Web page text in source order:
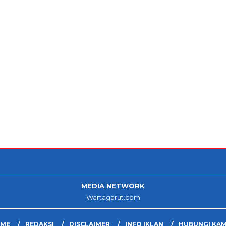
MEDIA NETWORK
Wartagarut.com
REDAKSI DISCLAIMER INFO IKLAN HUBUNGI